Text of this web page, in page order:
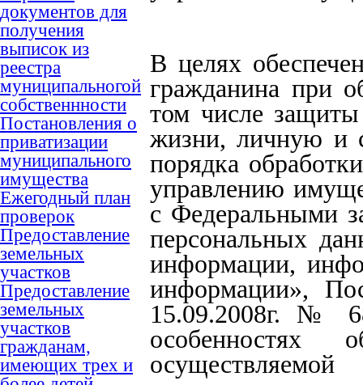
документов для
получения
выписок из
реестра
муниципальногой
собственнности
Постановления о
приватизации
муниципального
имущества
Ежегодный план
проверок
Предоставление
земельных
участков
Предоставление
земельных
участков
гражданам,
имеющих трех и
В целях
гражданина при
том числе защиты
жизни, личную и
порядка
управлению
с Федеральными
персональных
информации,
информации»,
15.09.2008г. №
особенностях